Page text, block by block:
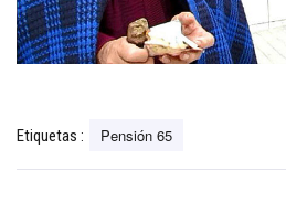
Etiquetas : Pensión 65